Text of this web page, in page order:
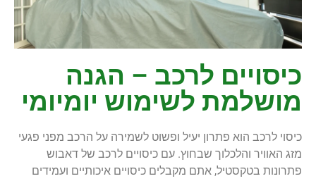
כיסויים לרכב – הגנה
מושלמת לשימוש יומיומי
כיסוי לרכב הוא פתרון יעיל ופשוט לשמירה על הרכב מפני פגעי
מזג האוויר והלכלוך שבחוץ. עם כיסויים לרכב של דאבוש
פתרונות בטקסטיל, אתם מקבלים כיסויים איכותיים ועמידים